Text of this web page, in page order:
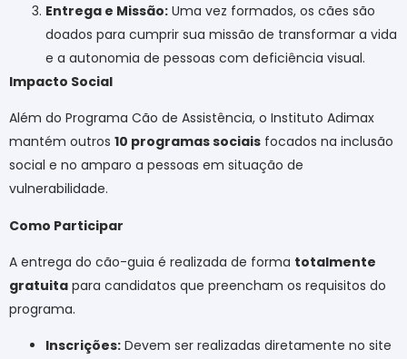
Entrega e Missão: Uma vez formados, os cães são
doados para cumprir sua missão de transformar a vida
e a autonomia de pessoas com deficiência visual.
Impacto Social
Além do Programa Cão de Assistência, o Instituto Adimax
mantém outros 10 programas sociais focados na inclusão
social e no amparo a pessoas em situação de
vulnerabilidade.
Como Participar
A entrega do cão-guia é realizada de forma totalmente
gratuita para candidatos que preencham os requisitos do
programa.
Inscrições: Devem ser realizadas diretamente no site